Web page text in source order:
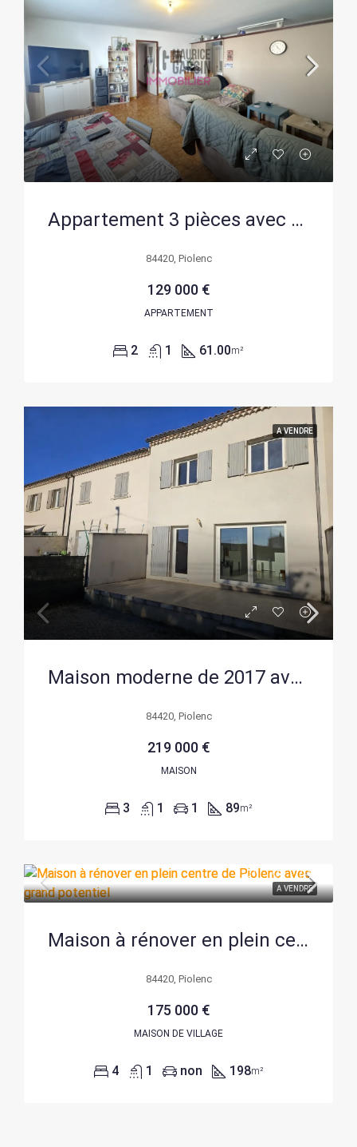
Appartement 3 pièces avec terrasse de 36 m² à Piolenc
84420, Piolenc
129 000 €
APPARTEMENT
2 1 61.00m²
A VENDRE
Maison moderne de 2017 avec terrasse et garage à Piolenc – Opportunité à saisir
84420, Piolenc
219 000 €
MAISON
3 1 1 89m²
A VENDRE
Maison à rénover en plein centre de Piolenc avec grand potentiel
84420, Piolenc
175 000 €
MAISON DE VILLAGE
4 1 non 198m²